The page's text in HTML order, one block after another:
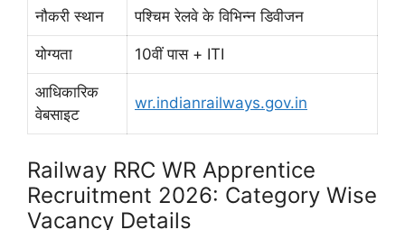
नौकरी स्थान पश्चिम रेलवे के विभिन्न डिवीजन
योग्यता 10वीं पास + ITI
आधिकारिक
वेबसाइट
wr.indianrailways.gov.in
Railway RRC WR Apprentice
Recruitment 2026: Category Wise
Vacancy Details